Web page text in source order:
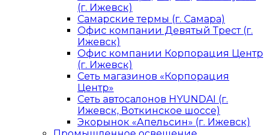
(г. Ижевск)
Самарские термы (г. Самара)
Офис компании Девятый Трест (г.
Ижевск)
Офис компании Корпорация Центр
(г. Ижевск)
Сеть магазинов «Корпорация
Центр»
Сеть автосалонов HYUNDAI (г.
Ижевск, Воткинское шоссе)
Экорынок «Апельсин» (г. Ижевск)